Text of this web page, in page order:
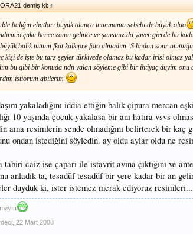
demiş ki: ↑
balığın ebatları büyük olunca inanmama sebebi de büyük oluo
çnkü bence zanaı gelince ve şansınız da yaver gierde bu
balık tuttum fkat kalkıpre foto almadım :S bndan sonr
kişi de işte bu tarz şeyler türkiyede olamaz bu kadar irisi olmaz
bu gibi bir konuda ndn yalan söyleme gibi bir ihtiyaç duyim onu
istiorum abilerim
yakaladığını iddia ettiğin balık çipura mercan
10 yaşında çocuk yakalasa bir anı hatıra vsvs
ama resimlerin sende olmadığını belirterek bir kaç
ondan istediğini söyledin. ay oldu aylar oldu ne
tabiri caiz ise çapari ile istavrit avına çıktığını ve
anladık ta, tesadüf tesadüf bir yere kadar bir an
duyduk ki, ister istemez merak ediyoruz resimleri...
22 Mart 2008